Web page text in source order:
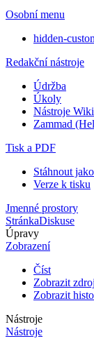
Osobní menu
hidden-
Redakční nástroje
Údržba
Úkoly
Nástroje
Zammad
Tisk a PDF
Stáhnout
Verze k tisku
Jmenné prostory
StránkaDiskuse
Úpravy
Zobrazení
Číst
Zobrazit zdroj
Zobrazit
Nástroje
Nástroje